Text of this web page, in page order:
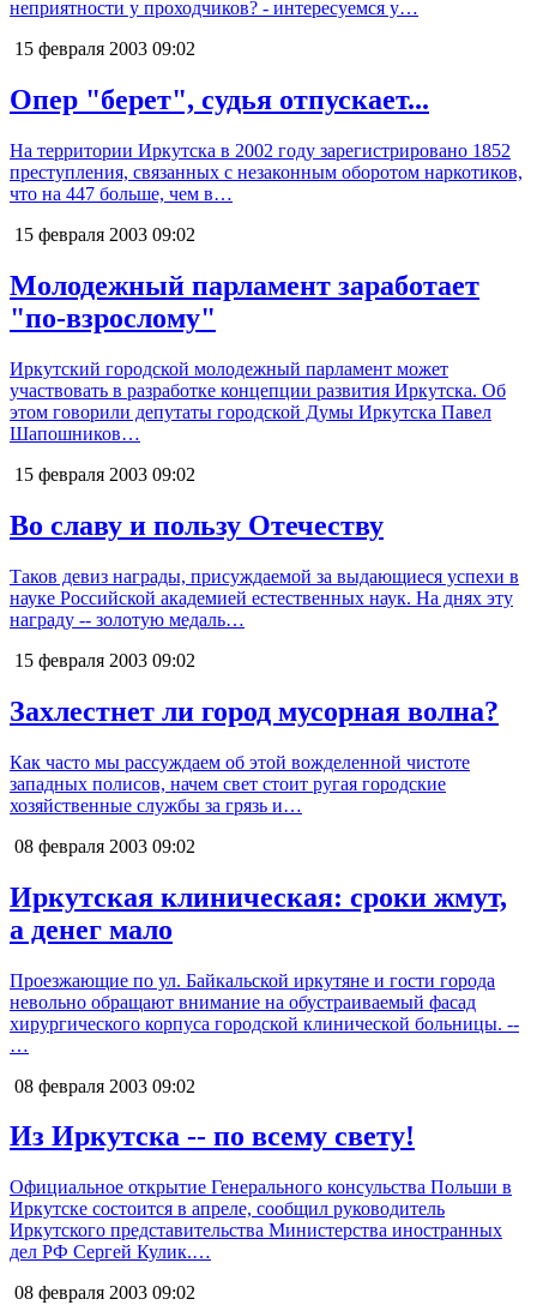
неприятности у проходчиков? - интересуемся у…
15 февраля 2003 09:02
Опер "берет", судья отпускает...
На территории Иркутска в 2002 году зарегистрировано 1852
преступления, связанных с незаконным оборотом наркотиков,
что на 447 больше, чем в…
15 февраля 2003 09:02
Молодежный парламент заработает
"по-взрослому"
Иркутский городской молодежный парламент может
участвовать в разработке концепции развития Иркутска. Об
этом говорили депутаты городской Думы Иркутска Павел
Шапошников…
15 февраля 2003 09:02
Во славу и пользу Отечеству
Таков девиз награды, присуждаемой за выдающиеся успехи в
науке Российской академией естественных наук. На днях эту
награду -- золотую медаль…
15 февраля 2003 09:02
Захлестнет ли город мусорная волна?
Как часто мы рассуждаем об этой вожделенной чистоте
западных полисов, начем свет стоит ругая городские
хозяйственные службы за грязь и…
08 февраля 2003 09:02
Иркутская клиническая: сроки жмут,
а денег мало
Проезжающие по ул. Байкальской иркутяне и гости города
невольно обращают внимание на обустраиваемый фасад
хирургического корпуса городской клинической больницы. --
…
08 февраля 2003 09:02
Из Иркутска -- по всему свету!
Официальное открытие Генерального консульства Польши в
Иркутске состоится в апреле, сообщил руководитель
Иркутского представительства Министерства иностранных
дел РФ Сергей Кулик.…
08 февраля 2003 09:02